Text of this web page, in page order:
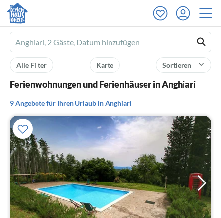
Ferienhausmiete
logo
Sortieren
Karte
Alle Filter
Ferienwohnungen und Ferienhäuser in Anghiari
9 Angebote für Ihren Urlaub in Anghiari